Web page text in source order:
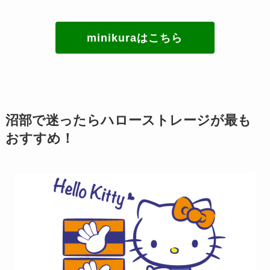
minikuraはこちら
沼部で迷ったらハローストレージが最も
おすすめ！